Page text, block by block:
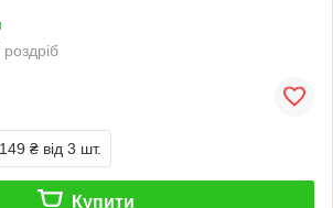
роздріб
149 ₴ від 3 шт.
Купити